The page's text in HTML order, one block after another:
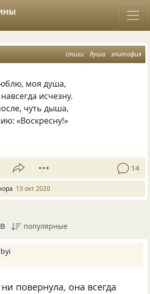
стихи душа эпитафия
моя душа,
исчезну.
чуть дыша,
«Воскресну!»
14
13 окт 2020
популярные
повернула, она всегда